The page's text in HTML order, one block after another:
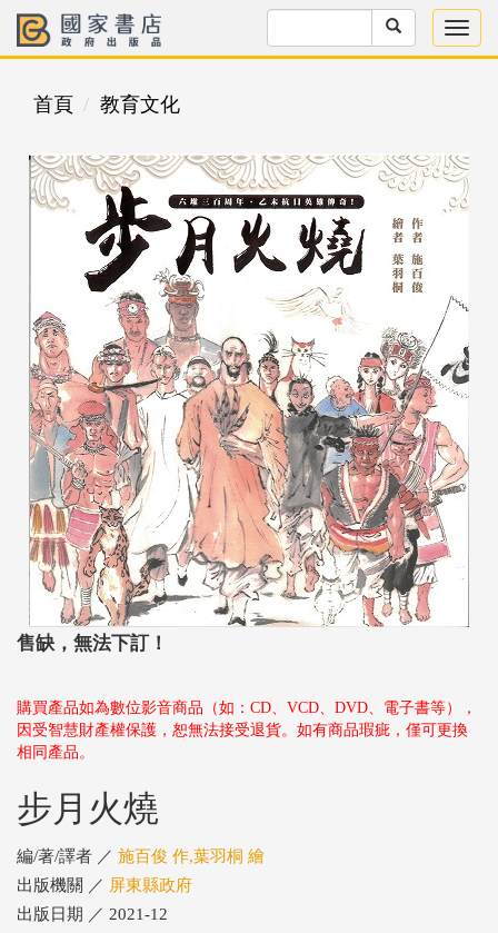
首頁 教育文化
售缺，無法下訂！
購買產品如為數位影音商品（如：CD、VCD、DVD、電子書等），
因受智慧財產權保護，恕無法接受退貨。如有商品瑕疵，僅可更換
相同產品。
步月火燒
編/著/譯者 ／ 施百俊 作,葉羽桐 繪
出版機關 ／ 屏東縣政府
出版日期 ／ 2021-12